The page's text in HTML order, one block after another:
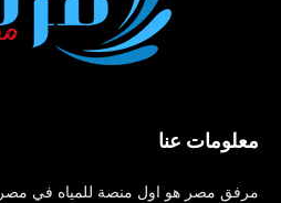
معلومات عنا
مرفق مصر هو اول منصة للمياه في مصر